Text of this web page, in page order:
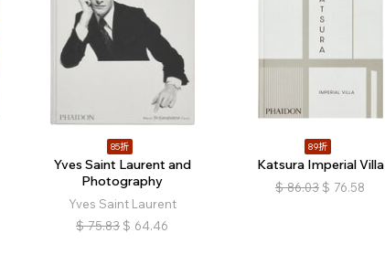
85折
Yves Saint Laurent and
Photography
Yves Saint Laurent
$ 75.83 $ 64.46
89折
Katsura Imperial Villa
$ 86.03 $ 76.58